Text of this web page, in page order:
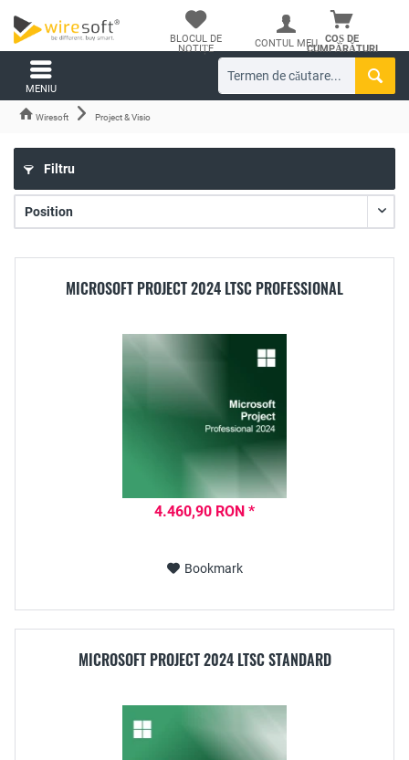
COȘ DE
CUMPĂRĂTURI
BLOCUL DE
NOTIȚE
CONTUL MEU
MENIU
Wiresoft Project & Visio
Filtru
MICROSOFT PROJECT 2024 LTSC PROFESSIONAL
4.460,90 RON *
Bookmark
MICROSOFT PROJECT 2024 LTSC STANDARD